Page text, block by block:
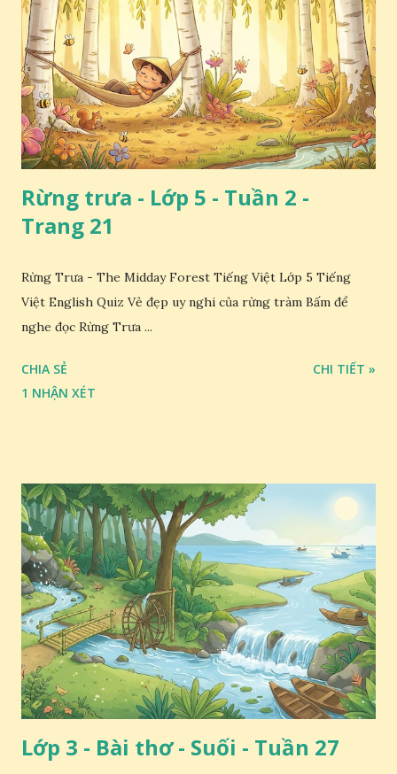
Rừng trưa - Lớp 5 - Tuần 2 -
Trang 21
Rừng Trưa - The Midday Forest Tiếng Việt Lớp 5 Tiếng
Việt English Quiz Vẻ đẹp uy nghi của rừng tràm Bấm để
nghe đọc Rừng Trưa ...
CHIA SẺ
1 NHẬN XÉT
CHI TIẾT »
Lớp 3 - Bài thơ - Suối - Tuần 27